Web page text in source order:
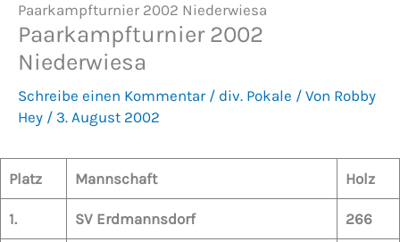
Paarkampfturnier 2002 Niederwiesa
Paarkampfturnier 2002
Niederwiesa
Schreibe einen Kommentar / div. Pokale / Von Robby
Hey / 3. August 2002
Platz Mannschaft Holz
1. SV Erdmannsdorf 266